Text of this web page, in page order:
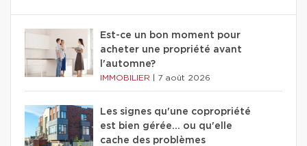
Est-ce un bon moment pour
acheter une propriété avant
l'automne?
IMMOBILIER 7 août 2026
Les signes qu'une copropriété
est bien gérée… ou qu'elle
cache des problèmes